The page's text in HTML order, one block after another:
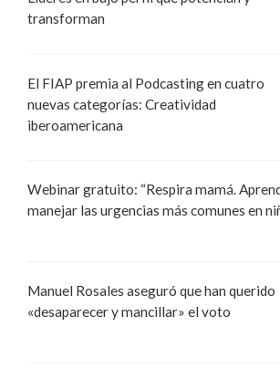
transforman
El FIAP premia al Podcasting en cuatro
nuevas categorías: Creatividad
iberoamericana
Webinar gratuito: “Respira mamá.
manejar las urgencias más comunes en
Manuel Rosales aseguró que han querido
«desaparecer y mancillar» el voto